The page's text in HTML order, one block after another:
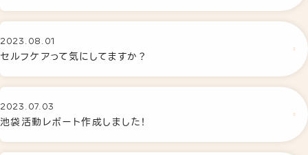
よくあるご質問
2023.08.01
セルフケアって気にしてますか？
2023.07.03
池袋活動レポート作成しました！